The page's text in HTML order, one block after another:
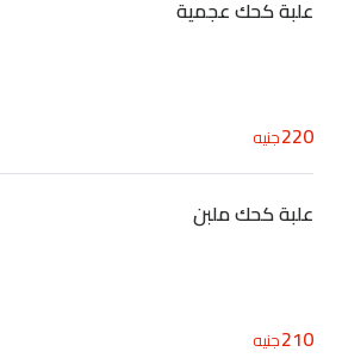
علبة كحك عجمية
220جنيه
علبة كحك ملبن
210جنيه